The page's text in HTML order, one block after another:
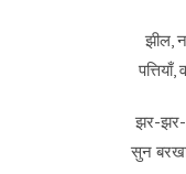
झील,
झर-झर-
सुन बरखा